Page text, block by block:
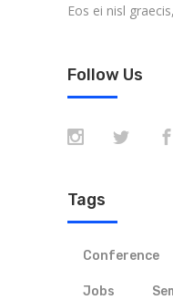
Eos ei nisl
Follow Us
Tags
Conference
Jobs